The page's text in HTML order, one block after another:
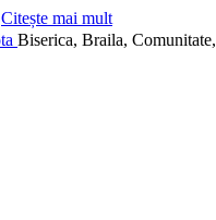
Citește mai mult
Biserica, Braila, Comunitate,